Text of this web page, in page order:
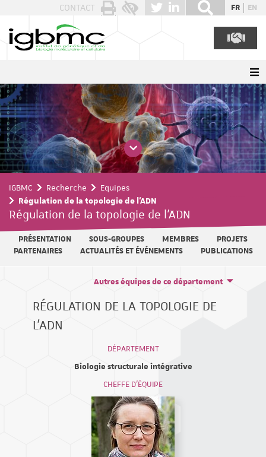
CONTACT FR EN
IGBMC Recherche
Equipes
Régulation de la topologie de l'ADN
Régulation de la topologie de l'ADN
PRÉSENTATION SOUS-GROUPES MEMBRES
PROJETS
PARTENAIRES
ACTUALITÉS ET ÉVÉNEMENTS PUBLICATIONS
RÉGULATION DE LA TOPOLOGIE DE
L'ADN
Autres équipes de ce département
DÉPARTEMENT
Biologie structurale intégrative
CHEFFE D'ÉQUIPE
Panneau de gestion des cookies